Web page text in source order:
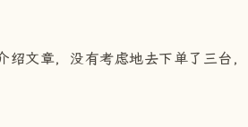
文章，没有考虑地去下单了三台，